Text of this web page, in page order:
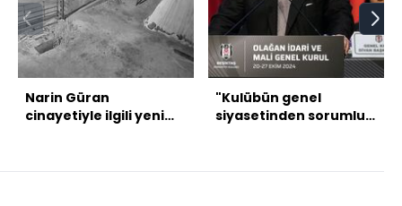
Narin Güran
cinayetiyle ilgili yeni
"Kulübün genel
siyasetinden sorumlu